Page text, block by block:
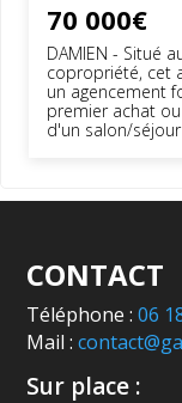
70 000€
DAMIEN - Situé
copropriété, cet
un agencement
premier achat
d'un salon/
CONTACT
Téléphone :06
Mail :
Sur place :